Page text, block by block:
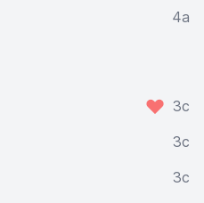
4a
3c
3c
3c